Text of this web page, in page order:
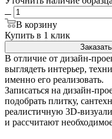
В корзину
Купить в 1 клик
В отличие от дизайн-
выглядеть интерьер,
именно его реализовать.
Записаться на дизайн-
подобрать плитку,
реалистичную 3D-
и рассчитают